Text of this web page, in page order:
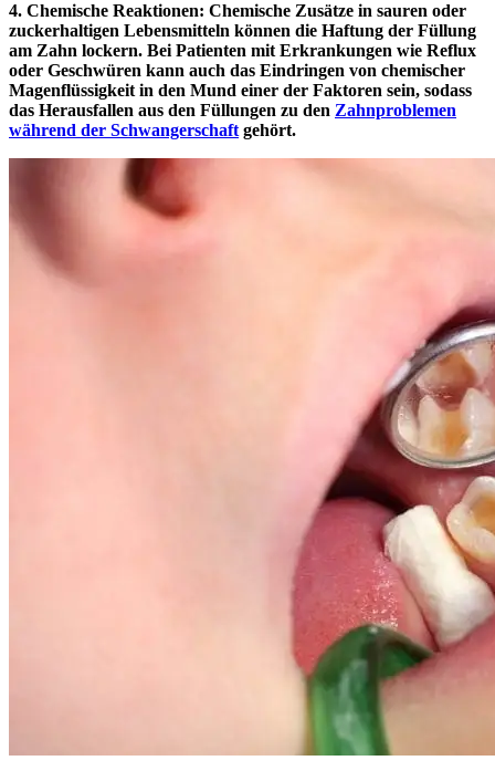
4. Chemische Reaktionen: Chemische Zusätze in sauren oder
zuckerhaltigen Lebensmitteln können die Haftung der Füllung
am Zahn lockern. Bei Patienten mit Erkrankungen wie Reflux
oder Geschwüren kann auch das Eindringen von chemischer
Magenflüssigkeit in den Mund einer der Faktoren sein, sodass
das Herausfallen aus den Füllungen zu den Zahnproblemen
während der Schwangerschaft gehört.